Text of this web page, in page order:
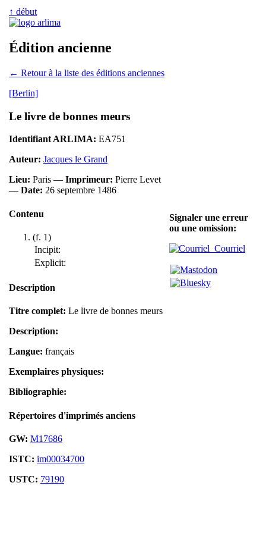
↑ début
Édition ancienne
← Retour à la liste des éditions anciennes
[Berlin]
Le livre de bonnes meurs
Identifiant ARLIMA: EA751
Auteur: Jacques le Grand
Lieu: Paris — Imprimeur: Pierre Levet
— Date: 26 septembre 1486
Contenu
(f. 1)
Incipit:
Explicit:
Description
Titre complet: Le livre de bonnes meurs
Description:
Langue: français
Exemplaires physiques:
Bibliographie:
Répertoires d'imprimés anciens
GW: M17686
ISTC: im00034700
USTC: 79190
Signaler une erreur
ou une omission:
Courriel